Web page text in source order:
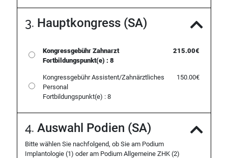
3. Hauptkongress (SA)
Kongressgebühr Zahnarzt
Fortbildungspunkt(e) : 8
215.00€
Kongressgebühr Assistent/Zahnärztliches
Personal
Fortbildungspunkt(e) : 8
150.00€
4.Auswahl Podien (SA)
Bitte wählen Sie nachfolgend, ob Sie am Podium
Implantologie (1) oder am Podium Allgemeine ZHK (2)